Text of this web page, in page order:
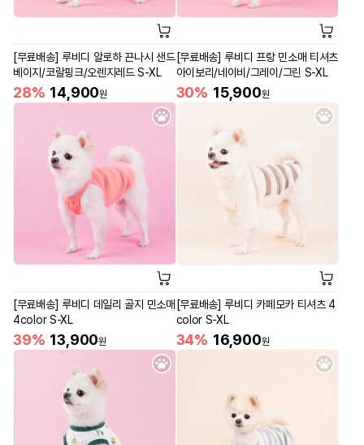
[무료배송] 루비디 알로하 끈나시 샌드
베이지/코랄핑크/오렌지레드 S-XL
28% 14,900원
[무료배송] 루비디 프랑 민소매 티셔츠
아이보리/네이비/그레이/그린 S-XL
30% 15,900원
[무료배송] 루비디 데일리 골지 민소매
4color S-XL
39% 13,900원
[무료배송] 루비디 카페모카 티셔츠 4
color S-XL
34% 16,900원